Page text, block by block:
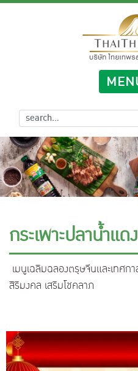
กระเพาะปลาน้ำแ
เมนูเฉลิมฉลองตรุษจีนและเทศก
สิริมงคล เสริมโชคลาภ